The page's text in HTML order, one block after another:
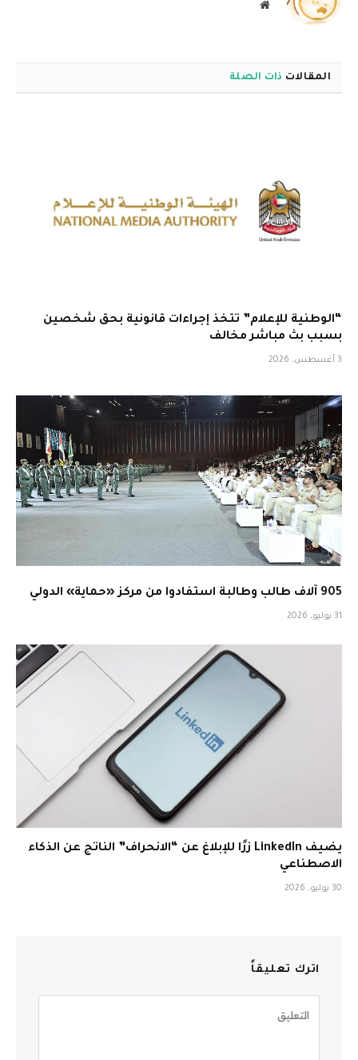
موقع
المقالات ذات الصلة
“الوطنية للإعلام” تتخذ إجراءات قانونية بحق شخصين
بسبب بث مباشر مخالف
3 أغسطس، 2026
905 آلاف طالب وطالبة استفادوا من مركز «حماية» الدولي
31 يوليو، 2026
يضيف LinkedIn زرًا للإبلاغ عن “الانحراف” الناتج عن الذكاء
الاصطناعي
30 يوليو، 2026
اترك تعليقاً